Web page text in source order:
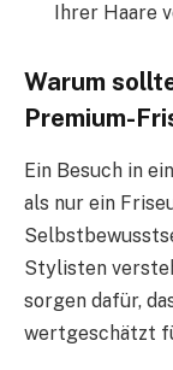
Ihrer Haare
Warum
Premium-
Ein Besuch in
als nur ein
Stylisten
sorgen dafür,
wertgeschätzt